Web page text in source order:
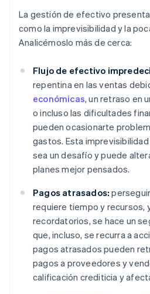
La gestión de efectivo
como la imprevisibilidad y la
Analicémoslo más de cerca:
Flujo de efectivo
repentina en las ventas
económicas, un retraso en
o incluso las dificultades
pueden ocasionarte
gastos. Esta
sea un desafío y puede
planes mejor pensados.
Pagos atrasados:
requiere tiempo y recursos,
recordatorios, se hace un
que, incluso, se recurra a
pagos atrasados pueden
pagos a proveedores y
calificación crediticia y